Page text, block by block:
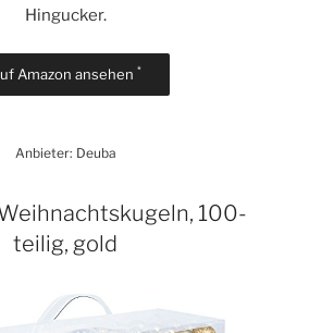
Hingucker.
Amazon ansehen *
Anbieter: Deuba
100-
teilig, gold